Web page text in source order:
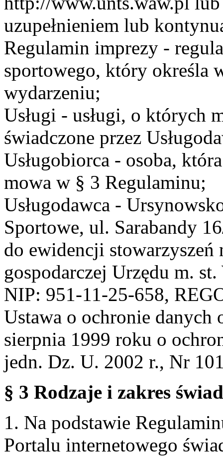
uzupełnieniem lub
Regulamin imprezy -
sportowego, który określa
wydarzeniu;
Usługi - usługi, o których
świadczone przez
Usługobiorca - osoba,
mowa w § 3 Regulaminu;
Usługodawca -
Sportowe, ul. Sarabandy
do ewidencji stowarzyszeń
gospodarczej Urzędu m.
NIP: 951-11-25-658,
Ustawa o ochronie danych
sierpnia 1999 roku o
jedn. Dz. U. 2002 r., Nr
§ 3 Rodzaje i zakres
1. Na podstawie
Portalu internetowego